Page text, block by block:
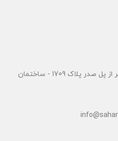
نشانی: خیابان شریعتی بالاتر از پل صدر پلاک 1709 - ساختمان